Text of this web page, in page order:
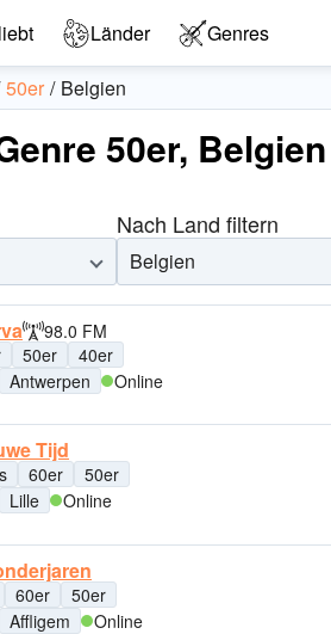
Länder Genres
50er Belgien
50er, Belgien
Nach Land filtern
Belgien
98.0 FM
50er
40er
Antwerpen Online
Tijd
60er
50er
Lille Online
60er
50er
Affligem Online